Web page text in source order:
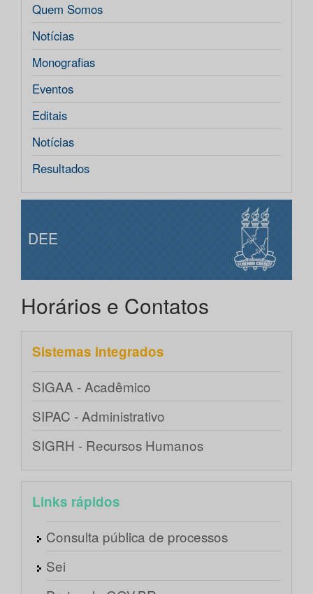
Quem Somos
Notícias
Monografias
Eventos
Editais
Notícias
Resultados
DEE
Horários e Contatos
Sistemas integrados
SIGAA - Acadêmico
SIPAC - Administrativo
SIGRH - Recursos Humanos
Links rápidos
Consulta pública de processos
Sei